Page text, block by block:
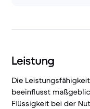
Leistung
Die
beeinflusst
Flüssigkeit bei der